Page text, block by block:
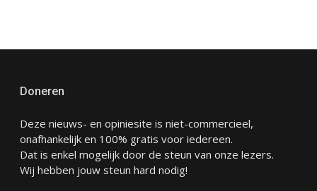
Doneren
Deze nieuws- en opiniesite is niet-commercieel,
onafhankelijk en 100% gratis voor iedereen.
Dat is enkel mogelijk door de steun van onze lezers.
Wij hebben jouw steun hard nodig!